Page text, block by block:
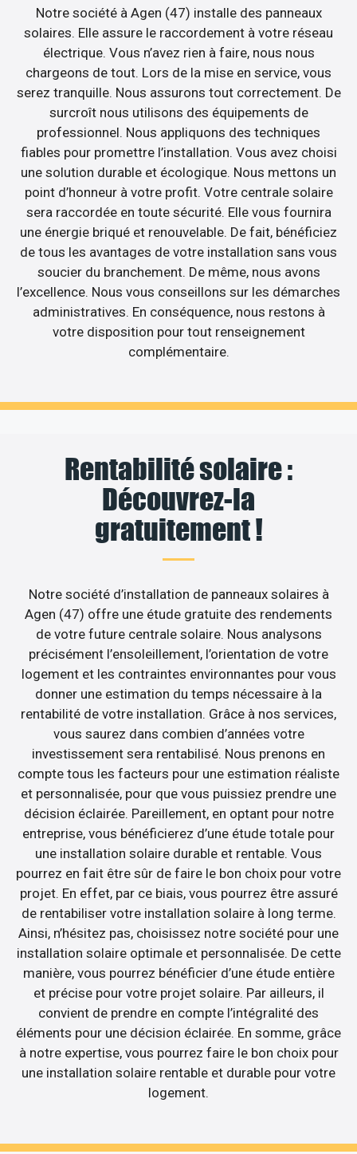
Notre société à Agen (47) installe des panneaux
solaires. Elle assure le raccordement à votre réseau
électrique. Vous n’avez rien à faire, nous nous
chargeons de tout. Lors de la mise en service, vous
serez tranquille. Nous assurons tout correctement. De
surcroît nous utilisons des équipements de
professionnel. Nous appliquons des techniques
fiables pour promettre l’installation. Vous avez choisi
une solution durable et écologique. Nous mettons un
point d’honneur à votre profit. Votre centrale solaire
sera raccordée en toute sécurité. Elle vous fournira
une énergie briqué et renouvelable. De fait, bénéficiez
de tous les avantages de votre installation sans vous
soucier du branchement. De même, nous avons
l’excellence. Nous vous conseillons sur les démarches
administratives. En conséquence, nous restons à
votre disposition pour tout renseignement
complémentaire.
Rentabilité solaire :
Découvrez-la
gratuitement !
Notre société d’installation de panneaux solaires à
Agen (47) offre une étude gratuite des rendements
de votre future centrale solaire. Nous analysons
précisément l’ensoleillement, l’orientation de votre
logement et les contraintes environnantes pour vous
donner une estimation du temps nécessaire à la
rentabilité de votre installation. Grâce à nos services,
vous saurez dans combien d’années votre
investissement sera rentabilisé. Nous prenons en
compte tous les facteurs pour une estimation réaliste
et personnalisée, pour que vous puissiez prendre une
décision éclairée. Pareillement, en optant pour notre
entreprise, vous bénéficierez d’une étude totale pour
une installation solaire durable et rentable. Vous
pourrez en fait être sûr de faire le bon choix pour votre
projet. En effet, par ce biais, vous pourrez être assuré
de rentabiliser votre installation solaire à long terme.
Ainsi, n’hésitez pas, choisissez notre société pour une
installation solaire optimale et personnalisée. De cette
manière, vous pourrez bénéficier d’une étude entière
et précise pour votre projet solaire. Par ailleurs, il
convient de prendre en compte l’intégralité des
éléments pour une décision éclairée. En somme, grâce
à notre expertise, vous pourrez faire le bon choix pour
une installation solaire rentable et durable pour votre
logement.